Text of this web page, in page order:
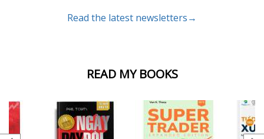
READ MY BOOKS
Read the latest newsletters→